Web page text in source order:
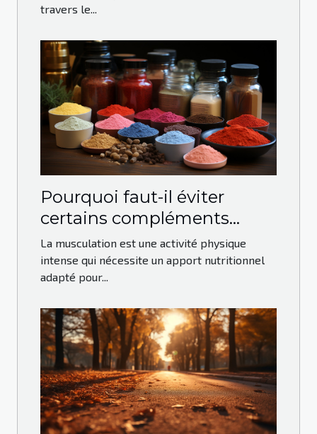
travers le...
Pourquoi faut-il éviter
certains compléments
alimentaires dans la
musculation ?
La musculation est une activité physique
intense qui nécessite un apport nutritionnel
adapté pour...